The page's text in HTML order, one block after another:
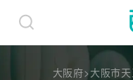
大阪府>大阪市